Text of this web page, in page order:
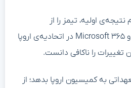
اولیه، تیمز را از
سرویس‌های Office ۳۶۵ و Microsoft ۳۶۵ در اتحادیه‌ی اروپا
تغییرات را ناکافی دانست.
به کمیسیون اروپا بدهد؛ از